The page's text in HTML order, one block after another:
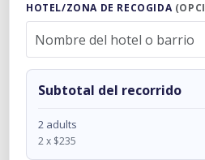
HOTEL/ZONA DE RECOGIDA
Subtotal del recorrido
2 adults
2 x $235